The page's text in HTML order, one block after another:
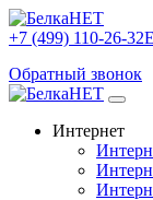
+7 (499) 110-26-32
Обратный звонок
Интернет